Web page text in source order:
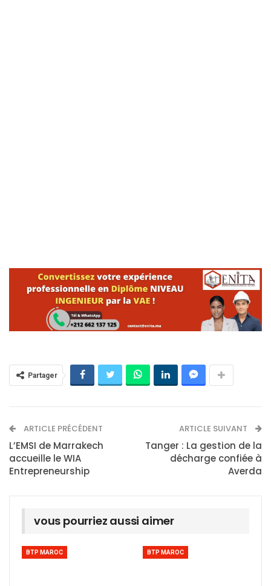
Partager
ARTICLE PRÉCÉDENT
L’EMSI de Marrakech
accueille le WIA
Entrepreneurship
ARTICLE SUIVANT
Tanger : La gestion de la
décharge confiée à
Averda
vous pourriez aussi aimer
BTP MAROC BTP MAROC